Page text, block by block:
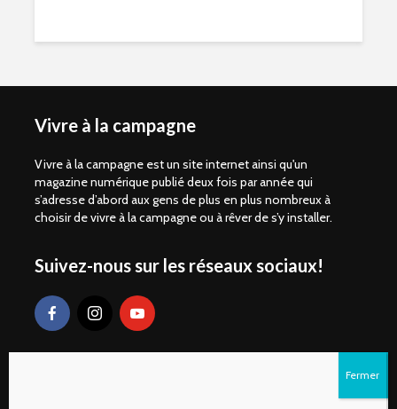
Vivre à la campagne
Vivre à la campagne est un site internet ainsi qu'un
magazine numérique publié deux fois par année qui
s’adresse d’abord aux gens de plus en plus nombreux à
choisir de vivre à la campagne ou à rêver de s’y installer.
Suivez-nous sur les réseaux sociaux!